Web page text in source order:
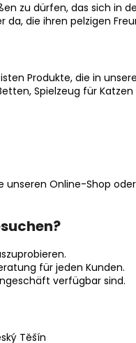
zu dürfen, das sich in
da, die ihren pelzigen
Produkte, die in
Spielzeug für
Online-Shop
für jeden Kunden.
verfügbar sind.
Těšín
Wir